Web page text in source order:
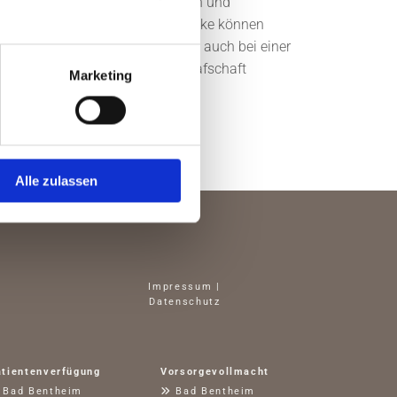
Marketing
Alle zulassen
Übergabeverträge. Grundstücke können
und Verkauf, sondern häufig auch bei einer
Ihnen in der Umgebung der Grafschaft
kompetent zur Seite.
Impressum
|
Datenschutz
Bad Bentheim
Vorsorgevollmacht
 Bad Bentheim